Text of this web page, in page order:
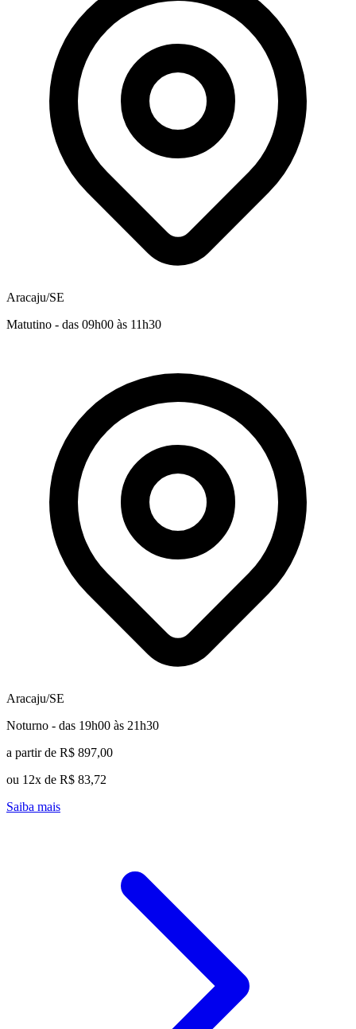
Aracaju/SE
Matutino - das 09h00 às 11h30
Aracaju/SE
Noturno - das 19h00 às 21h30
a partir de R$ 897,00
ou 12x de R$ 83,72
Saiba mais